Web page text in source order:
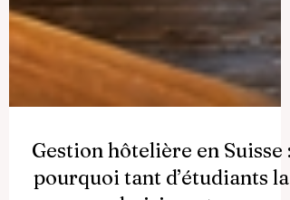
Gestion hôtelière en Suisse :